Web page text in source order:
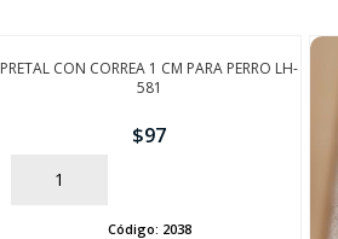
PRETAL CON CORREA 1 CM PARA PERRO LH-
581
$97
AÑADIR
Código: 2038